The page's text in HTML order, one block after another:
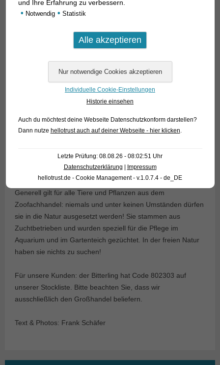
Bitterlinge darf man aber Muscheln niemals in die freie Natur
aussetzen, denn im Handel befinden sich auch zahlreiche
ausländische Muschelarten, die in unserer heimischen Natur
schweren Schaden anrichten können.
Generell gilt für alle Tiere und Pflanzen aus dem
Zoofachhandel: niemals und unter keinen Umständen dürfen
sie in die Natur ausgesetzt werden! Sie stammen aus
Zuchtbetrieben und wurden speziell für die Pflege im
Aquarium und im Gartenteich gezüchtet. In der freien Natur
haben sie nichts zu suchen!
Für unsere Kunden: der Bitterling hat Code 802303 auf
unserer Stockliste. Bitte beachten Sie, dass wir
ausschließlich den Großhandel beliefern.
Text & Photos: Frank Schäfer
und Ihre Erfahrung zu verbessern.
• Notwendig • Statistik
Individuelle Cookie-Einstellungen
Historie einsehen
Auch du möchtest deine Webseite Datenschutzkonform darstellen?
Dann nutze hellotrust auch auf deiner Webseite - hier klicken.
Letzte Prüfung: 08.08.26 - 08:02:51 Uhr
Datenschutzerklärung
Impressum
hellotrust.de - Cookie Management - v.1.0.7.4 - de_DE